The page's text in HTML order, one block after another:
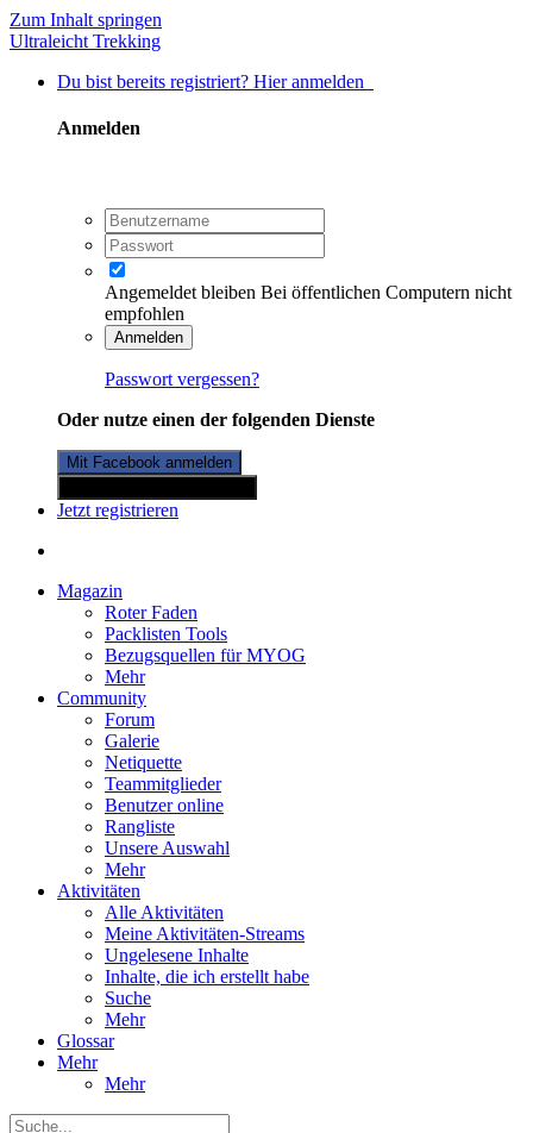
Zum Inhalt springen
Ultraleicht Trekking
Du bist bereits registriert? Hier anmelden
Anmelden
Angemeldet bleiben Bei öffentlichen Computern nicht
empfohlen
Anmelden
Passwort vergessen?
Oder nutze einen der folgenden Dienste
Mit Facebook anmelden
Jetzt registrieren
Magazin
Roter Faden
Packlisten Tools
Bezugsquellen für MYOG
Mehr
Community
Forum
Galerie
Netiquette
Teammitglieder
Benutzer online
Rangliste
Unsere Auswahl
Mehr
Aktivitäten
Alle Aktivitäten
Meine Aktivitäten-Streams
Ungelesene Inhalte
Inhalte, die ich erstellt habe
Suche
Mehr
Glossar
Mehr
Mehr